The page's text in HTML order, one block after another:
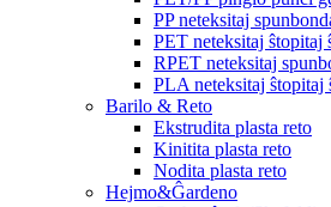
PP neteksitaj
PET neteksitaj ŝtopitaj
RPET neteksitaj
PLA neteksitaj ŝtopitaj
Barilo & Reto
Ekstrudita plasta reto
Kinitita plasta reto
Nodita plasta reto
Hejmo&Ĝardeno